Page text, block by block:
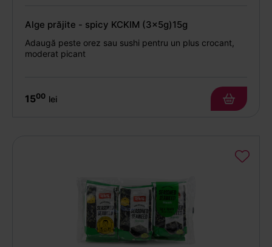
Alge prăjite - spicy KCKIM (3x5g)15g
Adaugă peste orez sau sushi pentru un plus crocant,
moderat picant
1500 lei